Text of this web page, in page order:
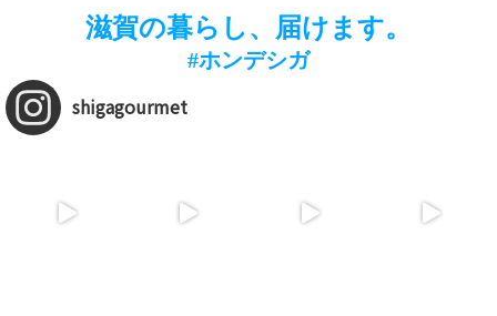
滋賀の暮らし、届けます。
#ホンデシガ
shigagourmet